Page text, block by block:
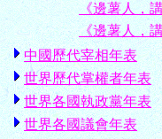
《邊薯人，
《邊薯人，
中國歷代宰相年表
世界歷代掌權者年表
世界各國執政黨年表
世界各國議會年表